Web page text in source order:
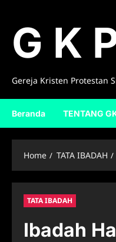
contentG K
Gereja Kristen Protestan
Beranda TENTANG
Home TATA IBADAH
TATA IBADAH
Ibadah